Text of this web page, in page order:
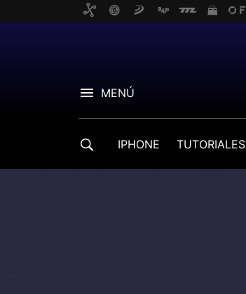
MENÚ
IPHONE TUTORIALES